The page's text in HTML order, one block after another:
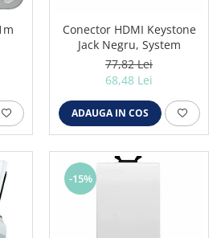
fixare 1m
Conector HDMI Keystone
Jack Negru, System
77,82 Lei
68,48 Lei
ADAUGA IN COS
-15%